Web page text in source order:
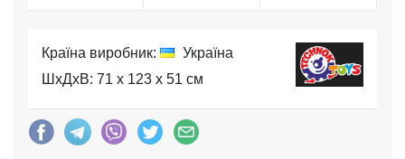
Країна виробник:
Україна
ШхДхВ: 71 x 123 x 51 см